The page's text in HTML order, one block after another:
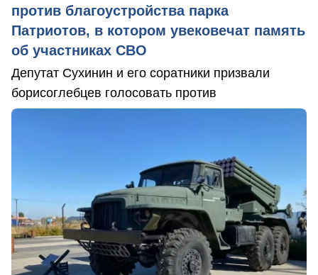
против благоустройства парка
Патриотов, в котором увековечат память
об участниках СВО
Депутат Сухинин и его соратники призвали
борисоглебцев голосовать против